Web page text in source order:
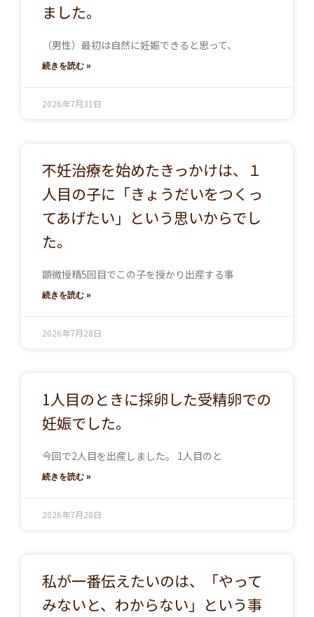
ました。
（男性）最初は自然に妊娠できると思って、
続きを読む »
2026年7月31日
不妊治療を始めたきっかけは、１
人目の子に「きょうだいをつくっ
てあげたい」という思いからでし
た。
顕微授精5回目でこの子を授かり出産する事
続きを読む »
2026年7月28日
1人目のときに採卵した受精卵での
妊娠でした。
今回で2人目を出産しました。 1人目のと
続きを読む »
2026年7月28日
私が一番伝えたいのは、「やって
みないと、わからない」という事